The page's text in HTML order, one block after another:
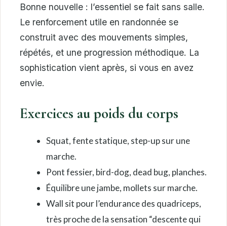
Bonne nouvelle : l’essentiel se fait sans salle.
Le renforcement utile en randonnée se
construit avec des mouvements simples,
répétés, et une progression méthodique. La
sophistication vient après, si vous en avez
envie.
Exercices au poids du corps
Squat, fente statique, step-up sur une
marche.
Pont fessier, bird-dog, dead bug, planches.
Équilibre une jambe, mollets sur marche.
Wall sit pour l’endurance des quadriceps,
très proche de la sensation “descente qui